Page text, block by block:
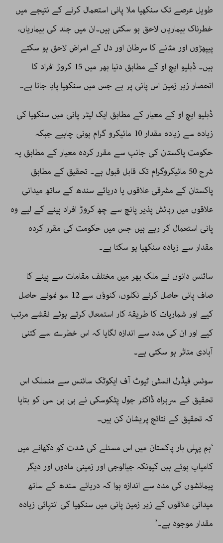
طویل عرصے تک سنکھیا ملا پانی استعمال کرنے کے نتیجے میں
خطرناک بیماریاں لاحق ہو سکتی ہیں۔ان میں جلد کی بیماریاں،
پیپھڑوں اور مثانے کا سرطان اور دل کے امراض لاحق ہو سکتے
ہیں۔ ڈبلیو ایچ او کے مطابق دنیا بھر میں 15 کروڑ افراد کا
انحصار زیر زمین اس پانی پر ہے جس میں سنکھیا پایا جاتا ہے۔
ڈبلیو ایچ او کے معیار کے مطابق ایک لیٹر پانی میں سنکھیا کی
زیادہ سے زیادہ مقدار 10 مائیکرو گرام ہونی چاہیے جبکہ
حکومت پاکستان کی جانب سے مقرر کردہ معیار کے مطابق یہ
شرح 50 مائیکروگرام تک قابل قبول ہے۔ تحقیق کے مطابق
پاکستان کے مشرقی علاقوں یا دریائے سندھ کے ساتھ میدانی
علاقوں میں رہائش پذیر پانچ سے چھ کروڑ افراد پینے کے لیے وہ
پانی استعمال کر رہے ہیں جس میں حکومت کی مقرر کردہ
مقدار سے زیادہ سنکھیا ہو سکتا ہے۔
سائنس دانوں نے ملک بھر میں مختلف مقامات سے پینے کا
صاف پانی حاصل کرنے نکلوں، کنوؤں سے 12 سو نمونے حاصل
کیے اور شماریات کا طریقۂ کار استمعال کرتے ہوئے نقشے مرتب
کیے اور ان کی مدد سے اندازہ لگایا کہ اس خطرے سے کتنی
آبادی متاثر ہو سکتی ہے۔
سوئس فیڈرل انسٹی ٹیوٹ آف ایکوٹک سائنس سے منسلک اس
تحقیق کے سربراہ ڈاکٹر جول پٹکوسکی نے بی بی سی کو بتایا
کہ تحقیق کے نتائج پریشان کن ہیں۔
‘ہم پہلی بار پاکستان میں اس مسئلے کی شدت کو دکھانے میں
کامیاب ہوئے ہیں کیونکہ جیالوجی اور زمینی مادوں اور دیگر
پیمائشوں کی مدد سے اندازہ ہوا کہ دریائے سندھ کے ساتھ
میدانی علاقوں کے زیر زمین پانی میں سنکھیا کی انتہائی زیادہ
مقدار موجود ہے۔’